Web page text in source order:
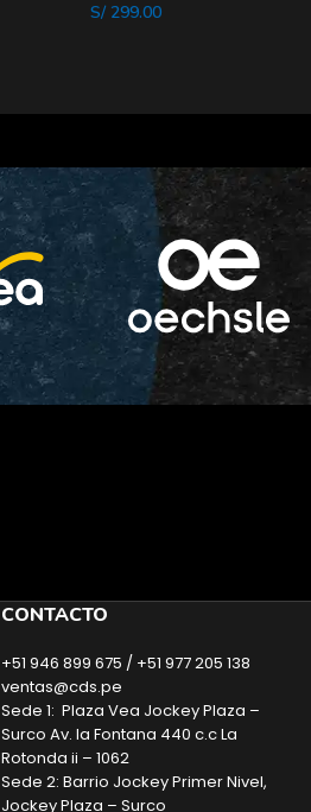
S/299.00
CONTACTO
+51 946 899 675 / +51 977 205 138
ventas@cds.pe
Sede 1: Plaza Vea Jockey Plaza –
Surco Av. la Fontana 440 c.c La
Rotonda ii – 1062
Sede 2: Barrio Jockey Primer Nivel,
Jockey Plaza – Surco